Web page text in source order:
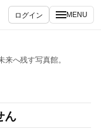
ログイン MENU
へ残す写真館。
ん